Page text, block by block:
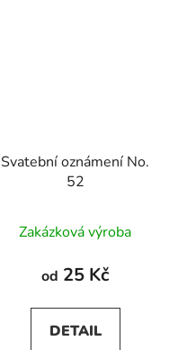
Svatební oznámení No.
52
hodnocení
produktu
5,0
z
Zakázková výroba
od 25 Kč
DETAIL